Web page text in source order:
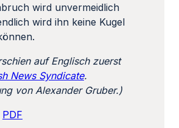
wird unvermeidlich
wird ihn keine Kugel
auf Englisch zuerst
News Syndicate.
von Alexander Gruber.)
PDF